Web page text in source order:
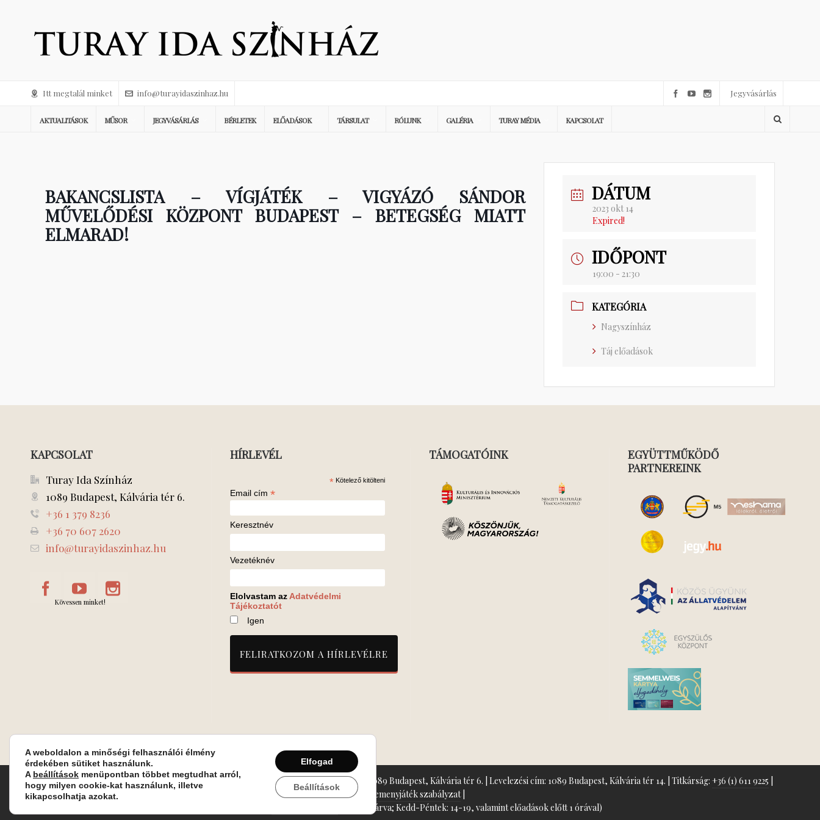
Itt megtalál minket info@turayidaszinhaz.hu Jegyvásárlás
AKTUALITÁSOK MŰSOR JEGYVÁSÁRLÁS BÉRLETEK ELŐADÁSOK TÁRSULAT RÓLUNK GALÉRIA TURAY MÉDIA KAPCSOLAT
BAKANCSLISTA – VÍGJÁTÉK – VIGYÁZÓ SÁNDOR
MŰVELŐDÉSI KÖZPONT BUDAPEST – BETEGSÉG MIATT
ELMARAD!
DÁTUM
2023 okt 14
Expired!
IDŐPONT
19:00 - 21:30
KATEGÓRIA
Nagyszínház
Táj előadások
KAPCSOLAT
Turay Ida Színház
1089 Budapest, Kálvária tér 6.
+36 1 379 8236
+36 70 607 2620
info@turayidaszinhaz.hu
Kövessen minket!
HÍRLEVÉL
* Kötelező kitölteni
Email cím *
Keresztnév
Vezetéknév
Elolvastam az Adatvédelmi
Tájékoztatót
Igen
TÁMOGATÓINK
EGYÜTTMŰKÖDŐ
PARTNEREINK
Turay Ida Színház Közhasznú Nonprofit Kft. | Működési helyszín: Turay Ida Színház 1089 Budapest, Kálvária tér 6. | Levelezési cím: 1089 Budapest, Kálvária tér 14. | Titkárság: +36 (1) 611 9225
Nyeremenyjáték szabályzat|
( Hétfő: zárva; Kedd-Péntek: 14-19, valamint előadások előtt 1 órával)
A weboldalon a minőségi felhasználói élmény
érdekében sütiket használunk.
A beállítások menüpontban többet megtudhat arról,
hogy milyen cookie-kat használunk, illetve
kikapcsolhatja azokat.
Elfogad
Beállítások